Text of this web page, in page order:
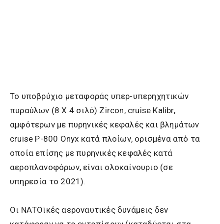
Το υποβρύχιο μεταφοράς υπερ-υπερηχητικών
πυραύλων (8 X 4 σιλό) Zircon, cruise Kalibr,
αμφότερων με πυρηνικές κεφαλές και βλημάτων
cruise P-800 Onyx κατά πλοίων, ορισμένα από τα
οποία επίσης με πυρηνικές κεφαλές κατά
αεροπλανοφόρων, είναι ολοκαίνουριο (σε
υπηρεσία το 2021).
Οι ΝΑΤΟϊκές αεροναυτικές δυνάμεις δεν